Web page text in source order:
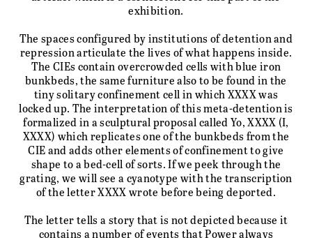
exhibition.
The spaces configured by institutions of detention and
repression articulate the lives of what happens inside.
The CIEs contain overcrowded cells with blue iron
bunkbeds, the same furniture also to be found in the
tiny solitary confinement cell in which XXXX was
locked up. The interpretation of this meta-detention is
formalized in a sculptural proposal called Yo, XXXX (I,
XXXX) which replicates one of the bunkbeds from the
CIE and adds other elements of confinement to give
shape to a bed-cell of sorts. If we peek through the
grating, we will see a cyanotype with the transcription
of the letter XXXX wrote before being deported.
The letter tells a story that is not depicted because it
contains a number of events that Power always